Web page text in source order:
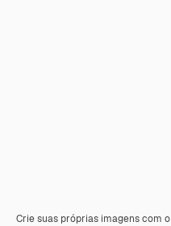
Crie suas próprias imagens com o